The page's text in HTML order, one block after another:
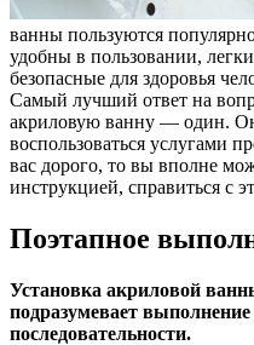
ванны пользуются
удобны в пользовании,
безопасные для здоровья
Самый лучший ответ на
акриловую ванну — один.
воспользоваться услугами
вас дорого, то вы вполне
инструкцией, справиться с
Поэтапное
Установка акриловой
подразумевает
последовательности.